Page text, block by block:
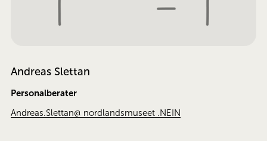
Andreas Slettan
Personalberater
Andreas.Slettan@ nordlandsmuseet .NEIN